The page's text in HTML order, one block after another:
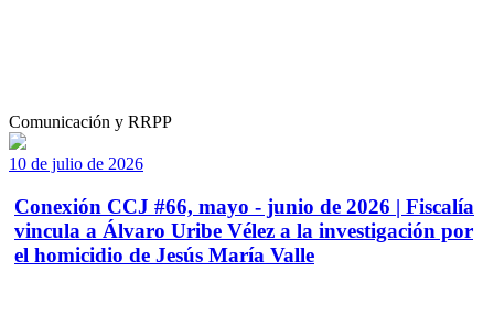
Comunicación y RRPP
10 de julio de 2026
Conexión CCJ #66, mayo - junio de 2026 | Fiscalía
vincula a Álvaro Uribe Vélez a la investigación por
el homicidio de Jesús María Valle